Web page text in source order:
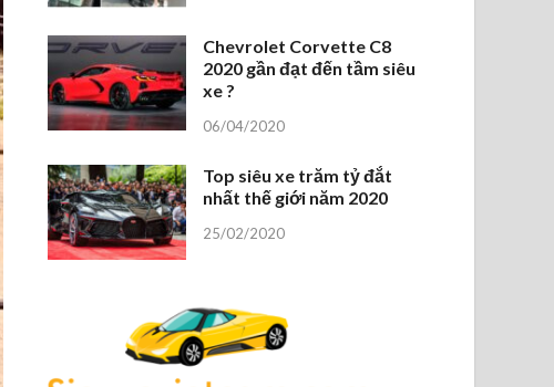
Chevrolet Corvette C8
2020 gần đạt đến tầm siêu
xe ?
06/04/2020
Top siêu xe trăm tỷ đắt
nhất thế giới năm 2020
25/02/2020